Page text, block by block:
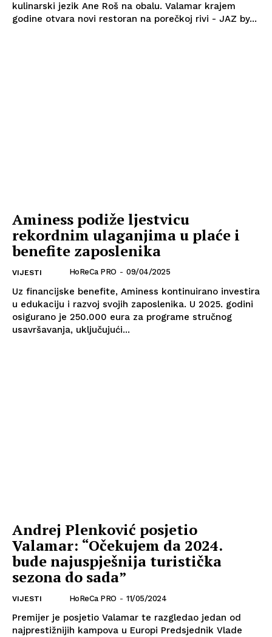
kulinarski jezik Ane Roš na obalu. Valamar krajem
godine otvara novi restoran na porečkoj rivi - JAZ by...
Aminess podiže ljestvicu
rekordnim ulaganjima u plaće i
benefite zaposlenika
VIJESTI HoReCa PRO - 09/04/2025
Uz financijske benefite, Aminess kontinuirano investira
u edukaciju i razvoj svojih zaposlenika. U 2025. godini
osigurano je 250.000 eura za programe stručnog
usavršavanja, uključujući...
Andrej Plenković posjetio
Valamar: “Očekujem da 2024.
bude najuspješnija turistička
sezona do sada”
VIJESTI HoReCa PRO - 11/05/2024
Premijer je posjetio Valamar te razgledao jedan od
najprestižnijih kampova u Europi Predsjednik Vlade